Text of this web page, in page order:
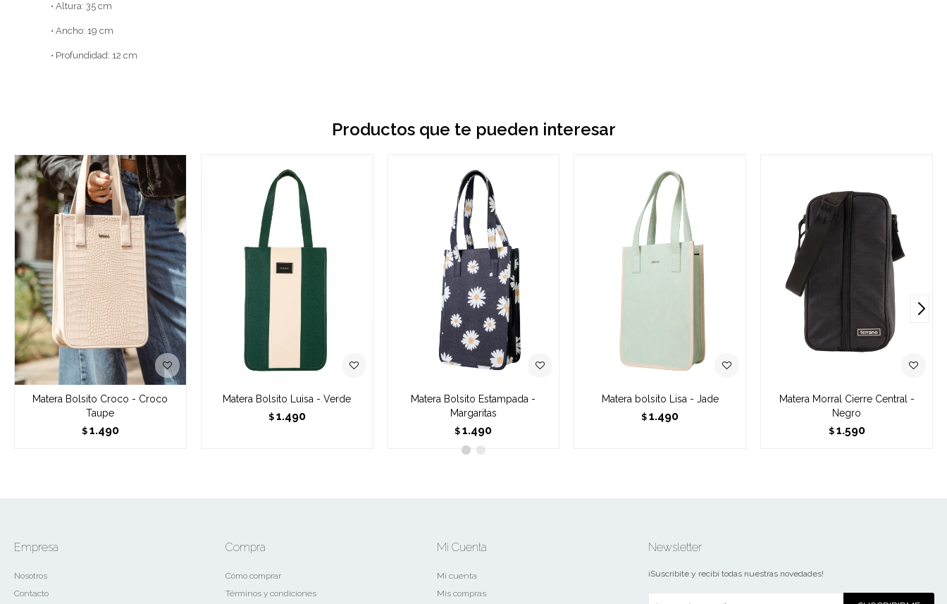
• Altura: 35 cm
• Ancho: 19 cm
• Profundidad: 12 cm
Productos que te pueden interesar
Matera Bolsito Croco - Croco
Taupe
$ 1.490
Matera Bolsito Luisa - Verde
$ 1.490
Matera Bolsito Estampada -
Margaritas
$ 1.490
Matera bolsito Lisa - Jade
$ 1.490
Matera Morral Cierre Central -
Negro
$ 1.590
Empresa
Nosotros
Contacto
Compra
Cómo comprar
Términos y condiciones
Mi Cuenta
Mi cuenta
Mis compras
Newsletter
¡Suscribite y recibí todas nuestras novedades!